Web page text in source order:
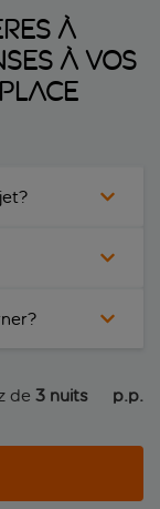
à
à vos
de 3 nuits
p.p.